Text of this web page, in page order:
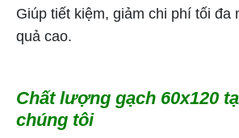
Giúp tiết kiệm, giảm chi phí tối đa
quả cao.
Chất lượng gạch 60x120
chúng tôi